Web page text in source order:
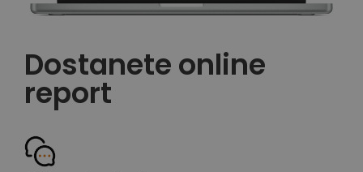
Dostanete online
report